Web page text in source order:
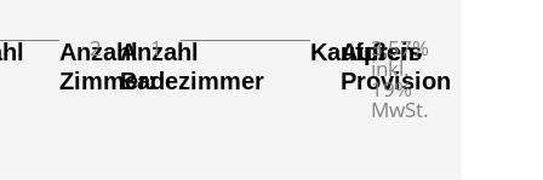
Anzahl
Zimmer:
2
Anzahl
Badezimmer
1 Kaufpreis
Außen-
Provision
3,57%
inkl.
19%
MwSt.